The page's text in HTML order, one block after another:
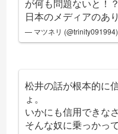
が何も問題ないと！？
日本のメディアのあ
— マツネリ
松井の話が根本的に
ょ。
いかにも信用できな
そんな奴に乗っかっ